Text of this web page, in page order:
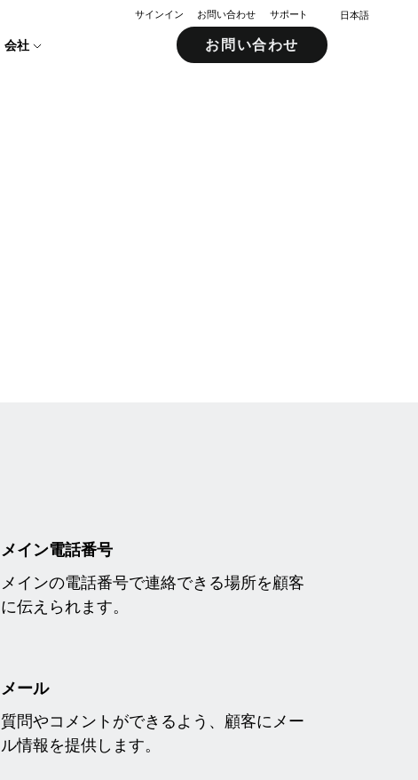
会社
サインイン お問い合わせ サポート 日本語
お問い合わせ
メイン電話番号
メインの電話番号で連絡できる場所を顧客
に伝えられます。
メール
質問やコメントができるよう、顧客にメー
ル情報を提供します。